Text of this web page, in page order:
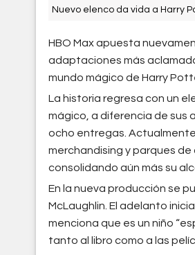
Nuevo elenco da vida a Harry
HBO Max apuesta
adaptaciones más
mundo mágico de Harry
La historia regresa con un
mágico, a diferencia de sus
ocho entregas.
merchandising y parques
consolidando aún más su
En la nueva producción se
McLaughlin. El adelanto
menciona que es un niño
tanto al libro como a las